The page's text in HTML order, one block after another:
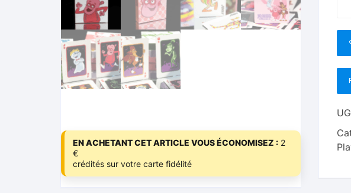
EN ACHETANT CET ARTICLE VOUS ÉCONOMISEZ : 2
€
crédités sur votre carte fidélité